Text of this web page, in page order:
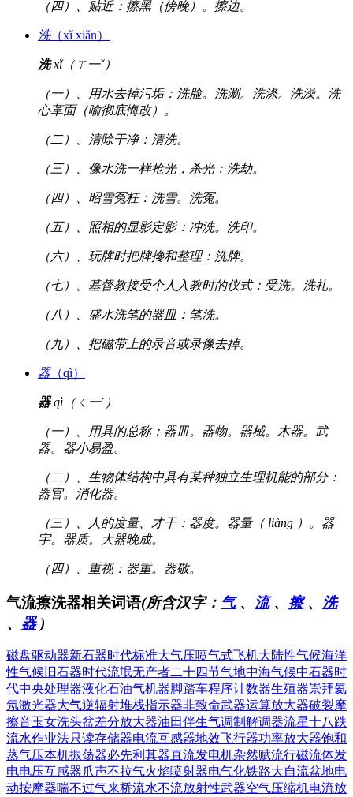
（四）、贴近：擦黑（傍晚）。擦边。
洗（xǐ xiǎn）
洗xǐ（ㄒ一ˇ）
（一）、用水去掉污垢：洗脸。洗涮。洗涤。洗澡。洗
心革面（喻彻底悔改）。
（二）、清除干净：清洗。
（三）、像水洗一样抢光，杀光：洗劫。
（四）、昭雪冤枉：洗雪。洗冤。
（五）、照相的显影定影：冲洗。洗印。
（六）、玩牌时把牌搀和整理：洗牌。
（七）、基督教接受个人入教时的仪式：受洗。洗礼。
（八）、盛水洗笔的器皿：笔洗。
（九）、把磁带上的录音或录像去掉。
器（qì）
器qì（ㄑ一ˋ）
（一）、用具的总称：器皿。器物。器械。木器。武
器。器小易盈。
（二）、生物体结构中具有某种独立生理机能的部分：
器官。消化器。
（三）、人的度量、才干：器度。器量（ liàng ）。器
宇。器质。大器晚成。
（四）、重视：器重。器敬。
气流擦洗器相关词语(所含汉字： 气、 流、 擦、 洗
、 器)
磁盘驱动器新石器时代标准大气压喷气式飞机大陆性气候海洋
性气候 旧石器时代流氓无产者二十四节气地中海气候中石器时
代中央处理器液化石油气机器脚踏车程序计数器生殖器崇拜氦
氖激光器大气逆辐射堆栈指示器非致命武器运算放大器破裂摩
擦音玉女洗头盆差分放大器油田伴生气调制解调器流星十八跌
流水作业法只读存储器电流互感器地效飞行器功率放大器饱和
蒸气压本机振荡器必先利其器直流发电机杂然赋流行磁流体发
电电压互感器爪声不拉气火焰喷射器电气化铁路大自流盆地电
动按摩器喘不过气来桥流水不流放射性武器空气压缩机电流放